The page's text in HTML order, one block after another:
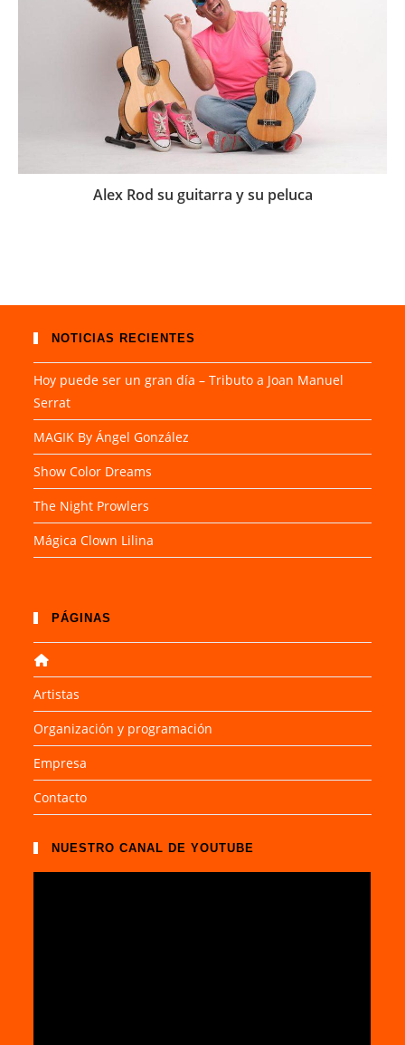
Alex Rod su guitarra y su peluca
NOTICIAS RECIENTES
Hoy puede ser un gran día – Tributo a Joan Manuel
Serrat
MAGIK By Ángel González
Show Color Dreams
The Night Prowlers
Mágica Clown Lilina
PÁGINAS
Artistas
Organización y programación
Empresa
Contacto
NUESTRO CANAL DE YOUTUBE